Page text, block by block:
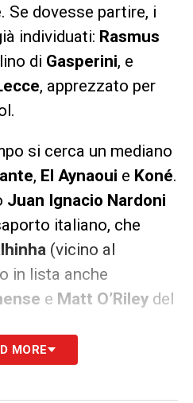
Se dovesse partire, i
individuati: Rasmus
di Gasperini, e
, apprezzato per
si cerca un mediano
, El Aynaoui e Koné.
Juan Ignacio Nardoni
italiano, che
(vicino al
in lista anche
e Matt O’Rileydel
MORE